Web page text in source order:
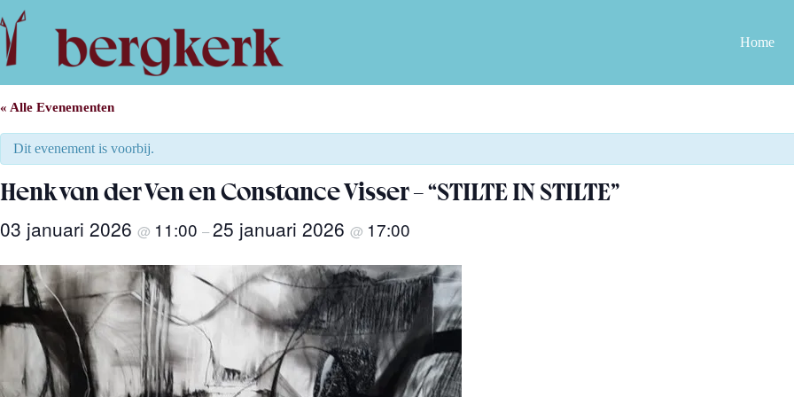
naar
de
inhoud
Home
« Alle Evenementen
Dit evenement is voorbij.
Henk van der Ven en Constance Visser – “STILTE IN STILTE”
03 januari 2026 @ 11:00 –25 januari 2026 @ 17:00